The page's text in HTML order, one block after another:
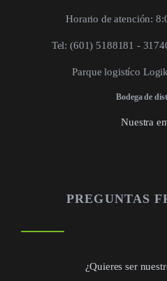
Horario de atención:
Tel: (601) 5188181 -
Parque logistíco
Bodega de
Nuestra
PREGUNTAS
¿Quieres ser